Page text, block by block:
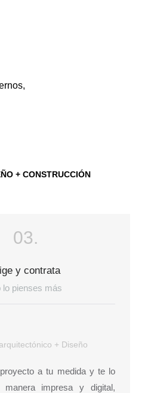
+ CONSTRUCCIÓN
03.
y contrata
lo pienses más
+ Diseño
a tu medida y te lo
manera impresa y digital,